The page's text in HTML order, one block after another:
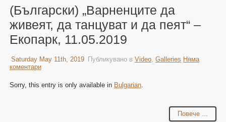
(Български) „Варненците да
живеят, да танцуват и да пеят“ –
Екопарк, 11.05.2019
Saturday May 11th, 2019 Публикувано в Video, Galleries Няма
коментари
Sorry, this entry is only available in Bulgarian.
Повече ...